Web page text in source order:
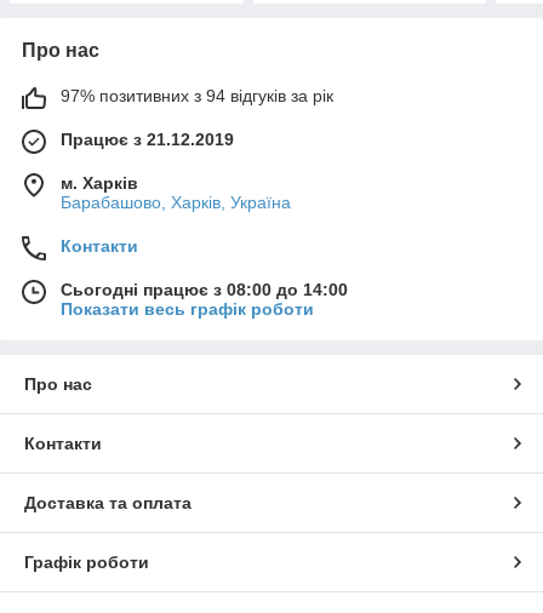
Про нас
97% позитивних з 94 відгуків за рік
Працює з 21.12.2019
м. Харків
Барабашово, Харків, Україна
Контакти
Сьогодні працює з 08:00 до 14:00
Показати весь графік роботи
Про нас
Контакти
Доставка та оплата
Графік роботи